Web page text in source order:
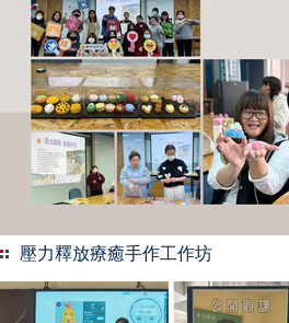
壓力釋放療癒手作工作坊